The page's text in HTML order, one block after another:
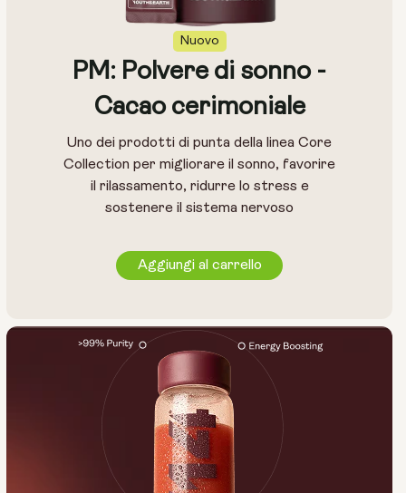
Nuovo
PM: Polvere di sonno -
Cacao cerimoniale
Uno dei prodotti di punta della linea Core
Collection per migliorare il sonno, favorire
il rilassamento, ridurre lo stress e
sostenere il sistema nervoso
Aggiungi al carrello